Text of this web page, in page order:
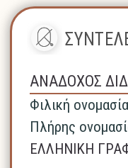
ΑΝΑΔΟΧΟΣ
Φιλική
Πλήρης
ΕΛΛΗΝΙΚΗ